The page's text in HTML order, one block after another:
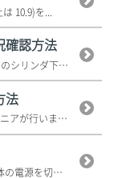
10.9)を...
確認方法
1) クロスヘッド落下防止ストッパーが昇降ジャッキのシリンダ下 面に押し当...
法
アキュムレータのガス充填は当社フィールドエンジニアが行います。当社営業所/...
警告: 異常時の対策を行なう前に、必ずシステム全体の電源を切ってください。...